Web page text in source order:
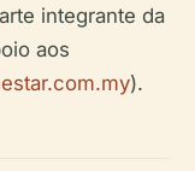
integrante da
aos
).